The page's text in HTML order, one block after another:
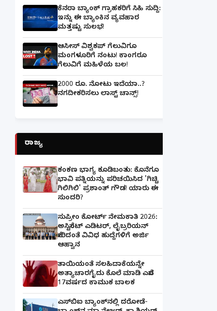
ಕೆನರಾ ಬ್ಯಾಂಕ್‌ ಗ್ರಾಹಕರಿಗೆ ಸಿಹಿ ಸುದ್ದಿ:
ಇನ್ನು ಈ ಬ್ಯಾಂಕಿನ ವ್ಯವಹಾರ
ಮತ್ತಷ್ಟು ಸುಲಭ!
ಆಸೀಸ್ ವಿಶ್ವಕಪ್ ಗೆಲುವಿಗೂ
ಮಂಗಳೂರಿಗೆ ನಂಟು! ಕಾಂಗರೂ
ಗೆಲುವಿಗೆ ಮಹಿಳೆಯ ಬಲ!
2000 ರೂ. ನೋಟು ಇದೆಯಾ..?
ನಗದೀಕರಿಸಲು ಲಾಸ್ಟ್‌ ಚಾನ್ಸ್‌!
ರಾಜ್ಯ
ಕಂಕಣ ಭಾಗ್ಯ ಕೂಡಿಬಂತು: ಕೊನೆಗೂ
ಭಾವಿ ಪತ್ನಿಯನ್ನು ಪರಿಚಯಿಸಿದ 'ಗಿಚ್ಚಿ
ಗಿಲಿಗಿಲಿ' ಪ್ರಶಾಂತ್ ಗೌಡ! ಯಾರು ಈ
ಸುಂದರಿ?
ಸುಪ್ರೀಂ ಕೋರ್ಟ್ ನೇಮಕಾತಿ 2026:
ಅಸಿಸ್ಟೆಂಟ್ ಎಡಿಟರ್, ಲೈಬ್ರರಿಯನ್
ಸೇರಿದಂತೆ ವಿವಿಧ ಹುದ್ದೆಗಳಿಗೆ ಅರ್ಜಿ
ಆಹ್ವಾನ
ತಾಯಿಯಂತೆ ಸಲಹಿದಾಕೆಯನ್ನೇ
ಅತ್ಯಾಚಾರಗೈದು ಕೊಲೆ ಮಾಡಿ ಎಸೆದ
17ವರ್ಷದ ಕಾಮುಕ ಬಾಲಕ
ಎಸ್‌ಬಿಐ ಬ್ಯಾಂಕ್‌ನಲ್ಲಿ‌ ದರೋಡೆ-